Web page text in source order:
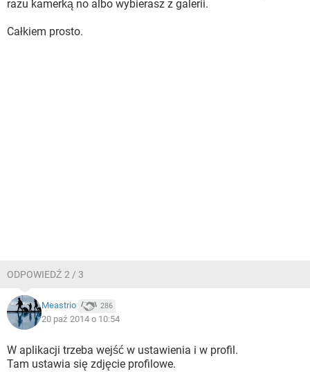
razu kamerką no albo wybierasz z galerii.
Całkiem prosto.
ODPOWIEDŹ 2 / 3
Meastrio 286
20 paź 2014 o 10:54
W aplikacji trzeba wejść w ustawienia i w profil.
Tam ustawia się zdjęcie profilowe.